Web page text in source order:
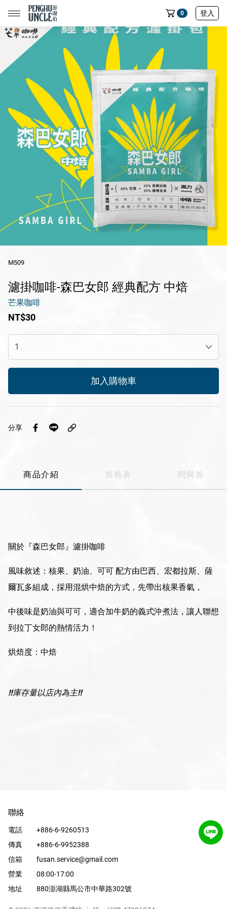
0 登入
📢限時搶購｜魚皮買五送一🔥
📢限時搶購｜蝦餅買五送一🔥
📢限時搶購｜魷魚製品買五送一🔥
📢限時搶購｜七龍珠聯名魚皮買五送一🔥
民生店限定選物
魷魚系列
休閒產品
送禮專區
風味醬系列
醬滷系列
花火限定冰淇淋
瑪咖朵披薩
品牌
Line
Instagram
M509
濾掛咖啡-森巴女郎 經典配方 中焙
芒果咖啡
NT$30
加入購物車
分享
商品介紹 規格表 問與答
關於『森巴女郎』濾掛咖啡
風味敘述：核果、奶油、可可 配方由巴西、宏都拉斯、薩
爾瓦多組成，採用混烘中焙的方式，先帶出核果香氣，
中後味是奶油與可可，適合加牛奶的義式沖煮法，讓人聯想
到拉丁女郎的熱情活力！
烘焙度：中焙
‼️庫存量以店內為主‼️
聯絡
電話
+886-6-9260513
傳真
+886-6-9952388
信箱
fusan.service@gmail.com
營業
08:00-17:00
地址
880澎湖縣馬公市中華路302號